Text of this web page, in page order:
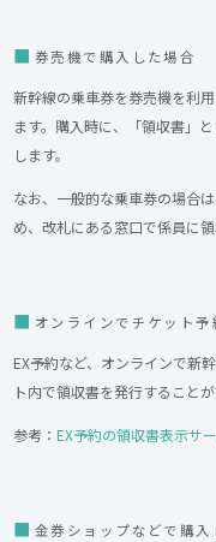
券売機で購入した場合
新幹線の乗車券を券売機を利
ます。購入時に、「領収書」
します。
なお、一般的な乗車券の場合
め、改札にある窓口で係員に
オンラインでチケット予
EX予約など、オンラインで新
ト内で領収書を発行することが
参考：EX予約の領収書表示サ
金券ショップなどで購入